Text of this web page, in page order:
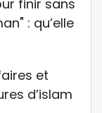
finir sans
: qu’elle
et
d’islam